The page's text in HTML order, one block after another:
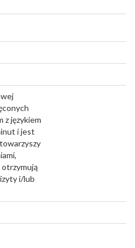
z językiem
i jest
otrzymują
i/lub